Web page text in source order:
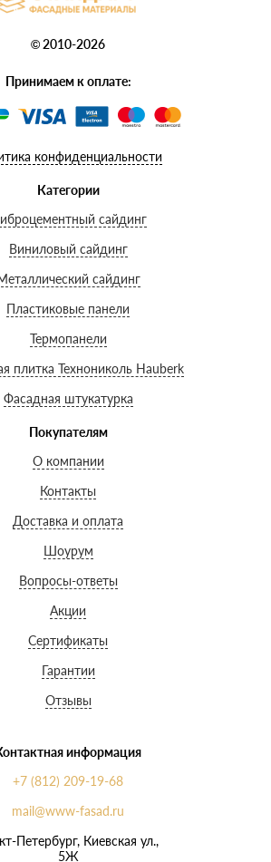
© 2010-2026
Принимаем к оплате:
конфиденциальности
Категории
сайдинг
Виниловый сайдинг
сайдинг
Пластиковые панели
Термопанели
плитка Технониколь Hauberk
Фасадная штукатурка
Покупателям
О компании
Контакты
Доставка и оплата
Шоурум
Вопросы-ответы
Акции
Сертификаты
Гарантии
Отзывы
информация
+7 (812) 209-19-68
mail@www-fasad.ru
Петербург, ​Киевская ул.,
5Ж